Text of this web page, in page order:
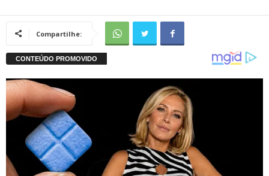
Compartilhe: